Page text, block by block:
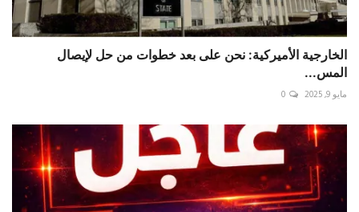
الخارجية الأميركية: نحن على بعد خطوات من حل لإيصال
المس...
مايو 9, 2025 0